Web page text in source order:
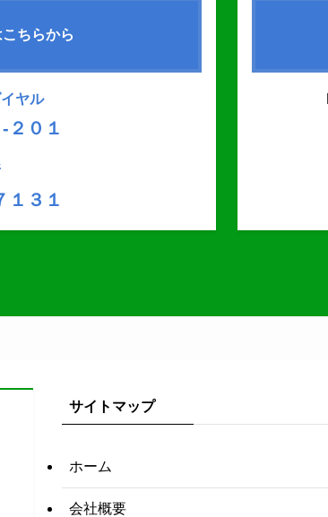
ちらから
ヤル
２０１
１３１
サイトマップ
ホーム
会社概要